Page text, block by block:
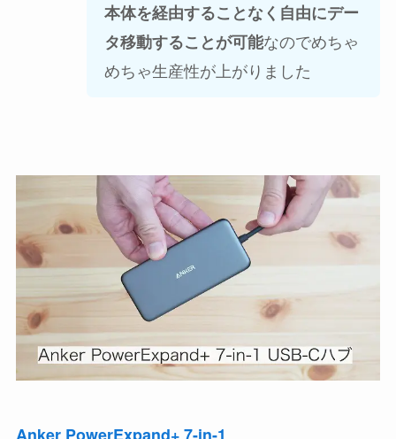
本体を経由することなく自由にデー
タ移動することが可能なのでめちゃ
めちゃ生産性が上がりました